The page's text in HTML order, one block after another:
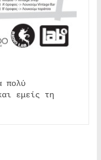
πολύ
εμείς τη